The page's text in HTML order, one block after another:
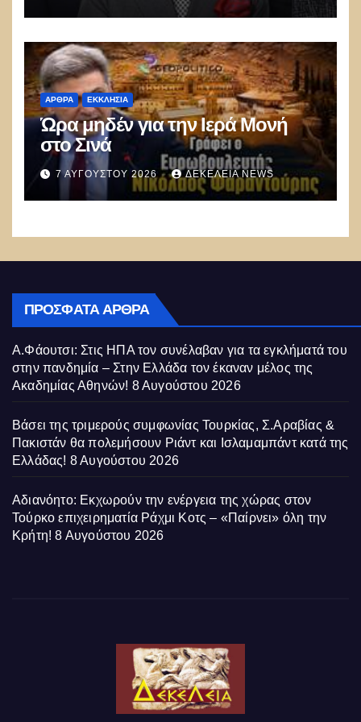
ΑΡΘΡΑ ΕΚΚΛΗΣΊΑ
Ώρα μηδέν για την Ιερά Μονή
στο Σινά
7 ΑΥΓΟΎΣΤΟΥ 2026 ΔΕΚΈΛΕΙΑ NEWS
ΠΡΌΣΦΑΤΑ ΆΡΘΡΑ
Α.Φάουτσι: Στις ΗΠΑ τον συνέλαβαν για τα εγκλήματά του
στην πανδημία – Στην Ελλάδα τον έκαναν μέλος της
Ακαδημίας Αθηνών! 8 Αυγούστου 2026
Βάσει της τριμερούς συμφωνίας Τουρκίας, Σ.Αραβίας &
Πακιστάν θα πολεμήσουν Ριάντ και Ισλαμαμπάντ κατά της
Ελλάδας! 8 Αυγούστου 2026
Αδιανόητο: Εκχωρούν την ενέργεια της χώρας στον
Τούρκο επιχειρηματία Ράχμι Κοτς – «Παίρνει» όλη την
Κρήτη! 8 Αυγούστου 2026